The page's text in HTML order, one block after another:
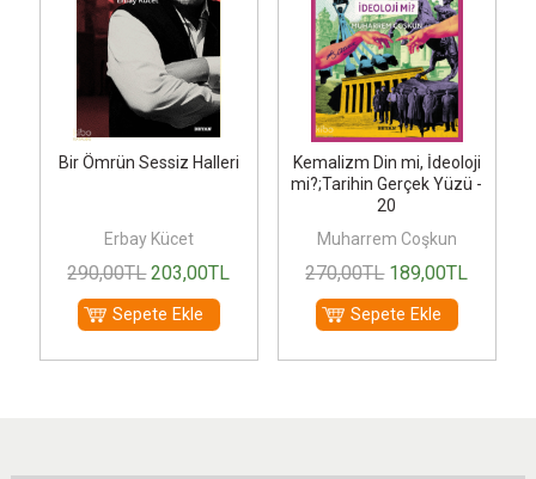
Bir Ömrün Sessiz Halleri
Erbay Kücet
290,00TL 203,00TL
Sepete Ekle
Kemalizm Din mi, İdeoloji
mi?;Tarihin Gerçek Yüzü -
20
Muharrem Coşkun
270,00TL 189,00TL
Sepete Ekle